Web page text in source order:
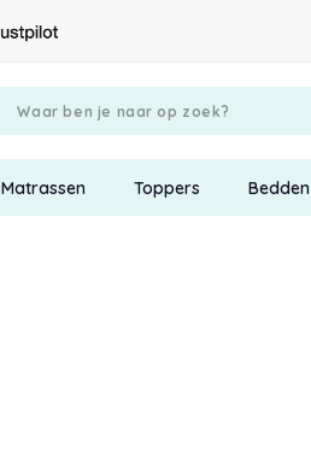
Matrassen Toppers Bedden